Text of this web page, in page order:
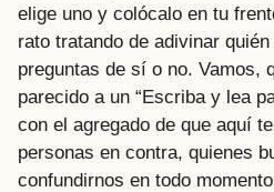
elige uno y colócalo en tu
rato tratando de adivinar
preguntas de sí o no. Vamos,
parecido a un “Escriba y lea
con el agregado de que aquí
personas en contra, quienes
confundirnos en todo